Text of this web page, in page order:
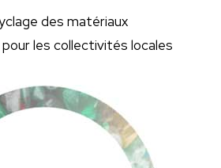
des matériaux
les collectivités locales